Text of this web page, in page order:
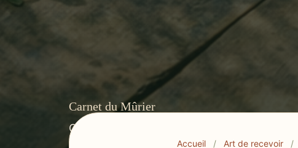
Carnet du Mûrier
Cuisine provençale, tables du Var et routes
Accueil / Art de recevoir /